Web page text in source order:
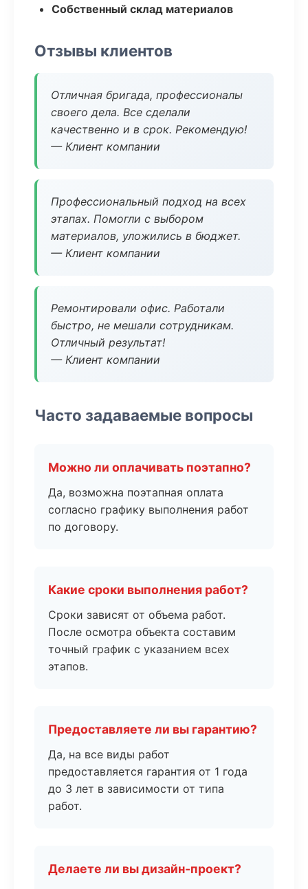
Собственный склад материалов
Отзывы клиентов
Отличная бригада, профессионалы
своего дела. Все сделали
качественно и в срок. Рекомендую!
— Клиент компании
Профессиональный подход на всех
этапах. Помогли с выбором
материалов, уложились в бюджет.
— Клиент компании
Ремонтировали офис. Работали
быстро, не мешали сотрудникам.
Отличный результат!
— Клиент компании
Часто задаваемые вопросы
Можно ли оплачивать поэтапно?
Да, возможна поэтапная оплата
согласно графику выполнения работ
по договору.
Какие сроки выполнения работ?
Сроки зависят от объема работ.
После осмотра объекта составим
точный график с указанием всех
этапов.
Предоставляете ли вы гарантию?
Да, на все виды работ
предоставляется гарантия от 1 года
до 3 лет в зависимости от типа
работ.
Делаете ли вы дизайн-проект?